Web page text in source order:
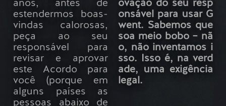
anos, antes de
estendermos boas-
vindas calorosas,
peça ao seu
responsável para
revisar e aprovar
este Acordo para
você (porque em
alguns países as
pessoas abaixo de
ovação do seu resp
onsável para usar G
went. Sabemos que
soa meio bobo – nã
o, não inventamos i
sso. Isso é, na verd
ade, uma exigência
legal.